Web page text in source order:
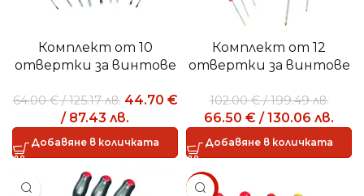
Комплект от 10
отвертки за винтове
POZIDRIV® 322 SH10
64.00€ /125.17лв. 44.70 €
/ 87.43 лв.
Добавяне в количката
Комплект от 12
отвертки за винтове
PHILLIPS® и POZIDRIV®
– SUPADRIV® 324 SH12
102.00€ /199.49лв.
66.50 € /130.06 лв.
Добавяне в количката
SALE